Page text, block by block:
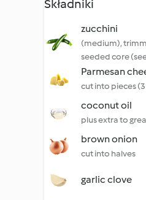
Składniki
zucchini
(medium),
seeded core
Parmesan
cut into pieces
coconut oil
plus extra to
brown onion
cut into halves
garlic clove